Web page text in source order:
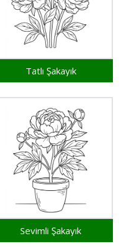
Tatlı Şakayık
Sevimli Şakayık